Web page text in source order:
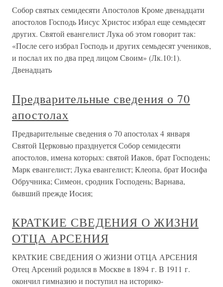
Собор святых семидесяти Апостолов Кроме двенадцати
апостолов Господь Иисус Христос избрал еще семьдесят
других. Святой евангелист Лука об этом говорит так:
«После сего избрал Господь и других семьдесят учеников,
и послал их по два пред лицом Своим» (Лк.10:1).
Двенадцать
Предварительные сведения о 70
апостолах
Предварительные сведения о 70 апостолах 4 января
Святой Церковью празднуется Собор семидесяти
апостолов, имена которых: святой Иаков, брат Господень;
Марк евангелист; Лука евангелист; Клеопа, брат Иосифа
Обручника; Симеон, сродник Господень; Варнава,
бывший прежде Иосия;
КРАТКИЕ СВЕДЕНИЯ О ЖИЗНИ
ОТЦА АРСЕНИЯ
КРАТКИЕ СВЕДЕНИЯ О ЖИЗНИ ОТЦА АРСЕНИЯ
Отец Арсений родился в Москве в 1894 г. В 1911 г.
окончил гимназию и поступил на историко-